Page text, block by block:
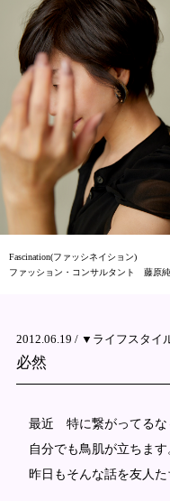
Fascination(ファッシネイション)
ファッション・コンサルタント 藤原
2012.06.19 / ▼ライフスタイ
必然
最近 特に繋がってるな
自分でも鳥肌が立ちます
昨日もそんな話を友人た